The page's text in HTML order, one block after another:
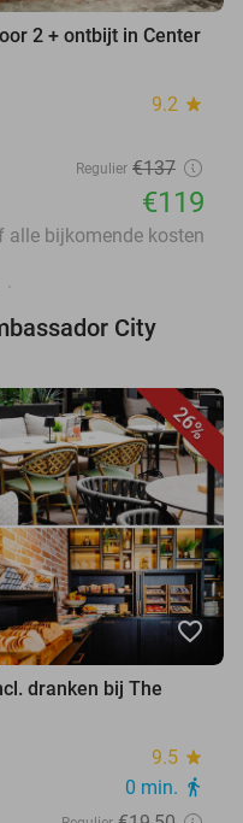
2 + ontbijt in Center
9.2 star
Regulier €137
€119
alle bijkomende kosten
City
26%
favorite_border
dranken bij The
9.5 star
0 min. directions_walk